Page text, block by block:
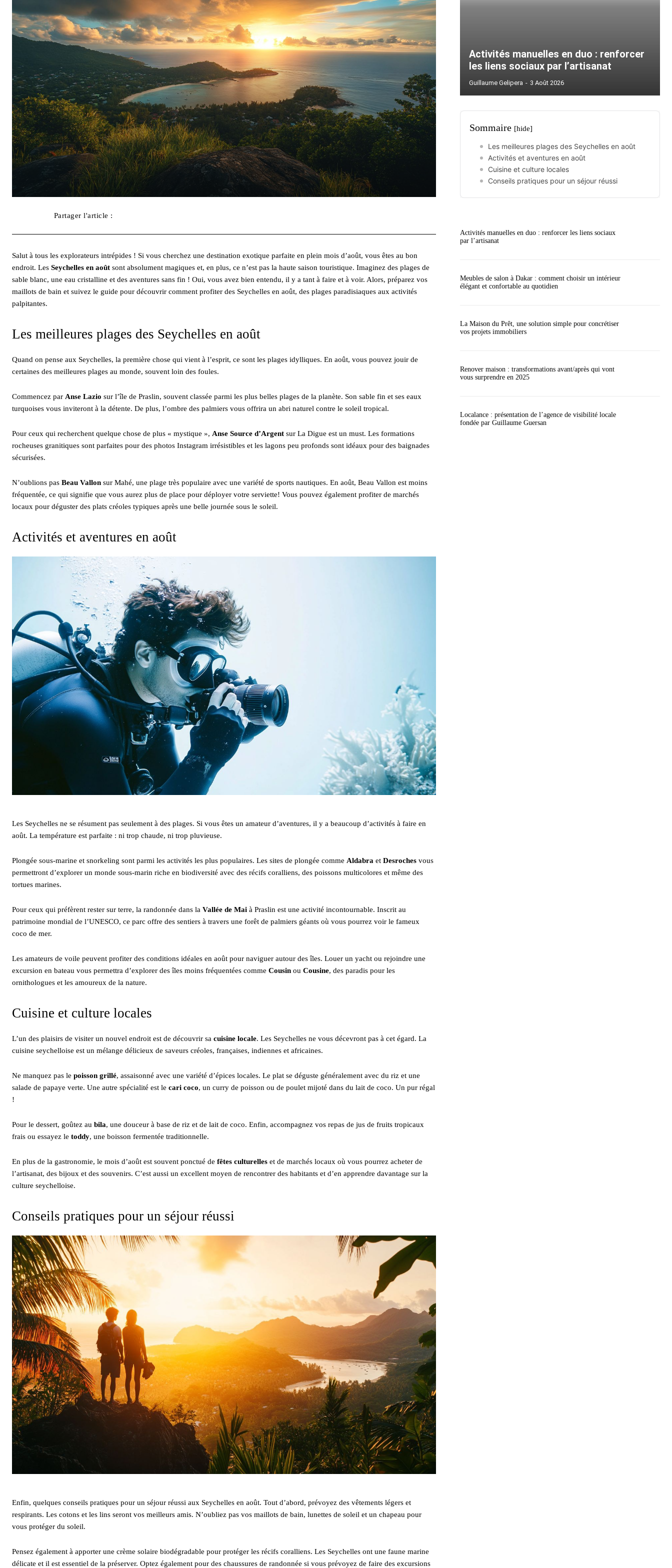
Partager l'article :
Salut à tous les explorateurs intrépides ! Si vous cherchez une destination exotique parfaite en plein mois d’août, vous êtes au bon
endroit. Les Seychelles en août sont absolument magiques et, en plus, ce n’est pas la haute saison touristique. Imaginez des plages de
sable blanc, une eau cristalline et des aventures sans fin ! Oui, vous avez bien entendu, il y a tant à faire et à voir. Alors, préparez vos
maillots de bain et suivez le guide pour découvrir comment profiter des Seychelles en août, des plages paradisiaques aux activités
palpitantes.
Les meilleures plages des Seychelles en août
Quand on pense aux Seychelles, la première chose qui vient à l’esprit, ce sont les plages idylliques. En août, vous pouvez jouir de
certaines des meilleures plages au monde, souvent loin des foules.
Commencez par Anse Lazio sur l’île de Praslin, souvent classée parmi les plus belles plages de la planète. Son sable fin et ses eaux
turquoises vous inviteront à la détente. De plus, l’ombre des palmiers vous offrira un abri naturel contre le soleil tropical.
Pour ceux qui recherchent quelque chose de plus « mystique », Anse Source d’Argent sur La Digue est un must. Les formations
rocheuses granitiques sont parfaites pour des photos Instagram irrésistibles et les lagons peu profonds sont idéaux pour des baignades
sécurisées.
N’oublions pas Beau Vallon sur Mahé, une plage très populaire avec une variété de sports nautiques. En août, Beau Vallon est moins
fréquentée, ce qui signifie que vous aurez plus de place pour déployer votre serviette! Vous pouvez également profiter de marchés
locaux pour déguster des plats créoles typiques après une belle journée sous le soleil.
Activités et aventures en août
Les Seychelles ne se résument pas seulement à des plages. Si vous êtes un amateur d’aventures, il y a beaucoup d’activités à faire en
août. La température est parfaite : ni trop chaude, ni trop pluvieuse.
Plongée sous-marine et snorkeling sont parmi les activités les plus populaires. Les sites de plongée comme Aldabra et Desroches vous
permettront d’explorer un monde sous-marin riche en biodiversité avec des récifs coralliens, des poissons multicolores et même des
tortues marines.
Pour ceux qui préfèrent rester sur terre, la randonnée dans la Vallée de Mai à Praslin est une activité incontournable. Inscrit au
patrimoine mondial de l’UNESCO, ce parc offre des sentiers à travers une forêt de palmiers géants où vous pourrez voir le fameux
coco de mer.
Les amateurs de voile peuvent profiter des conditions idéales en août pour naviguer autour des îles. Louer un yacht ou rejoindre une
excursion en bateau vous permettra d’explorer des îles moins fréquentées comme Cousin ou Cousine, des paradis pour les
ornithologues et les amoureux de la nature.
Cuisine et culture locales
L’un des plaisirs de visiter un nouvel endroit est de découvrir sa cuisine locale. Les Seychelles ne vous décevront pas à cet égard. La
cuisine seychelloise est un mélange délicieux de saveurs créoles, françaises, indiennes et africaines.
Ne manquez pas le poisson grillé, assaisonné avec une variété d’épices locales. Le plat se déguste généralement avec du riz et une
salade de papaye verte. Une autre spécialité est le cari coco, un curry de poisson ou de poulet mijoté dans du lait de coco. Un pur régal
!
Pour le dessert, goûtez au bila, une douceur à base de riz et de lait de coco. Enfin, accompagnez vos repas de jus de fruits tropicaux
frais ou essayez le toddy, une boisson fermentée traditionnelle.
En plus de la gastronomie, le mois d’août est souvent ponctué de fêtes culturelles et de marchés locaux où vous pourrez acheter de
l’artisanat, des bijoux et des souvenirs. C’est aussi un excellent moyen de rencontrer des habitants et d’en apprendre davantage sur la
culture seychelloise.
Conseils pratiques pour un séjour réussi
Enfin, quelques conseils pratiques pour un séjour réussi aux Seychelles en août. Tout d’abord, prévoyez des vêtements légers et
respirants. Les cotons et les lins seront vos meilleurs amis. N’oubliez pas vos maillots de bain, lunettes de soleil et un chapeau pour
vous protéger du soleil.
Pensez également à apporter une crème solaire biodégradable pour protéger les récifs coralliens. Les Seychelles ont une faune marine
délicate et il est essentiel de la préserver. Optez également pour des chaussures de randonnée si vous prévoyez de faire des excursions
Activités manuelles en duo : renforcer
les liens sociaux par l’artisanat
Guillaume Gelipera - 3 Août 2026
Sommaire [hide]
Les meilleures plages des Seychelles en août
Activités et aventures en août
Cuisine et culture locales
Conseils pratiques pour un séjour réussi
Activités manuelles en duo : renforcer les liens sociaux
par l’artisanat
Meubles de salon à Dakar : comment choisir un intérieur
élégant et confortable au quotidien
La Maison du Prêt, une solution simple pour concrétiser
vos projets immobiliers
Renover maison : transformations avant/après qui vont
vous surprendre en 2025
Localance : présentation de l’agence de visibilité locale
fondée par Guillaume Guersan